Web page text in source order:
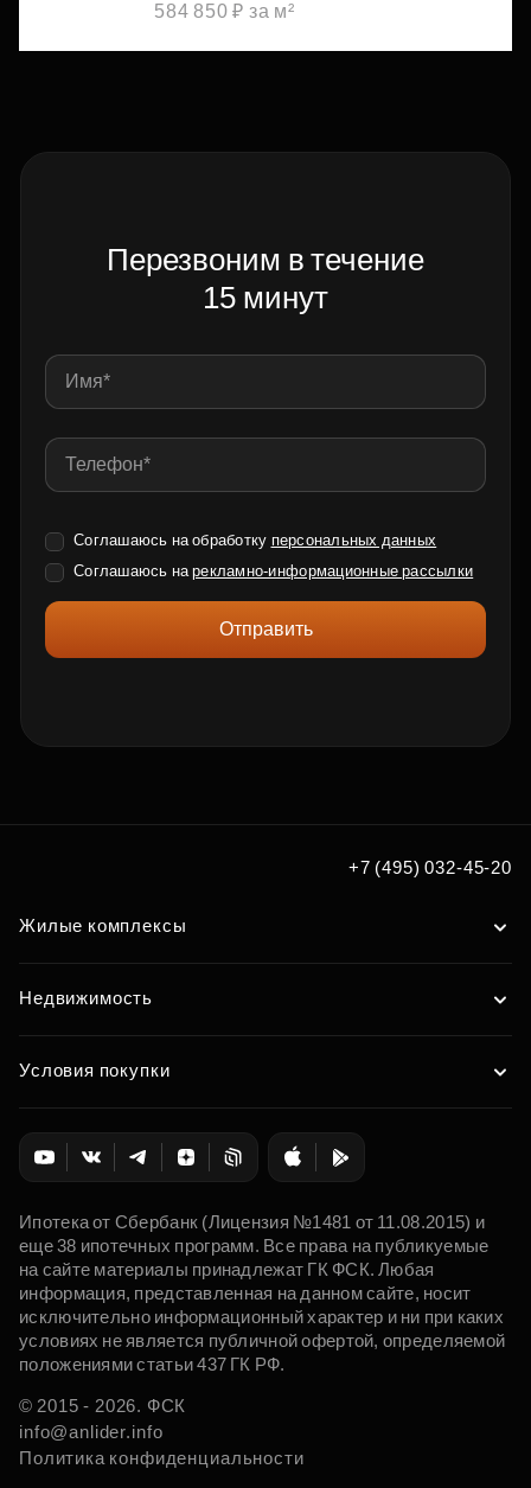
584 850 ₽ за м²
Перезвоним в течение
15 минут
Соглашаюсь на обработку персональных данных
Соглашаюсь нарекламно-информационные рассылки
Отправить
+7 (495) 032-45-20
Жилые комплексы
Недвижимость
Условия покупки
Ипотека от Сбербанк (Лицензия №1481 от 11.08.2015) и
еще 38 ипотечных программ. Все права на публикуемые
на сайте материалы принадлежат ГК ФСК. Любая
информация, представленная на данном сайте, носит
исключительно информационный характер и ни при каких
условиях не является публичной офертой, определяемой
положениями статьи 437 ГК РФ.
© 2015 - 2026. ФСК
info@anlider.info
Политика конфиденциальности